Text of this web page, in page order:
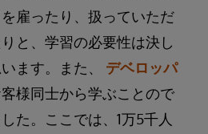
雇ったり、扱っていただ
と、学習の必要性は決し
ます。また、 デベロッパ
様同士から学ぶことので
た。ここでは、1万5千人